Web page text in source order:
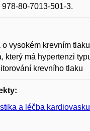
80-7013-501-3.
vysokém krevním
který má hypertenzi
krevního tlaku
a léčba